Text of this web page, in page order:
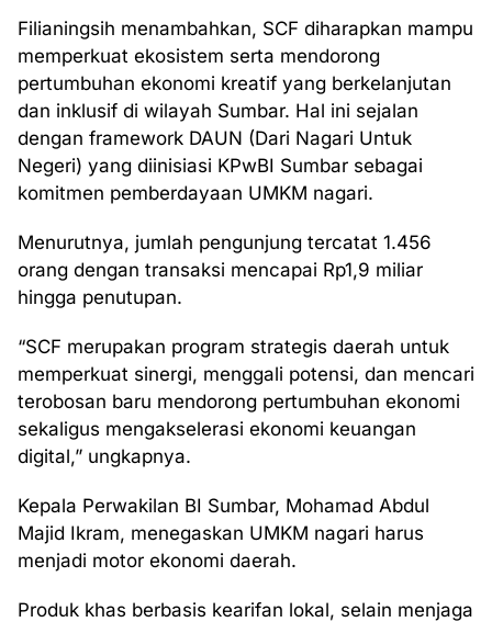
Filianingsih menambahkan, SCF diharapkan mampu
memperkuat ekosistem serta mendorong
pertumbuhan ekonomi kreatif yang berkelanjutan
dan inklusif di wilayah Sumbar. Hal ini sejalan
dengan framework DAUN (Dari Nagari Untuk
Negeri) yang diinisiasi KPwBI Sumbar sebagai
komitmen pemberdayaan UMKM nagari.
Menurutnya, jumlah pengunjung tercatat 1.456
orang dengan transaksi mencapai Rp1,9 miliar
hingga penutupan.
“SCF merupakan program strategis daerah untuk
memperkuat sinergi, menggali potensi, dan mencari
terobosan baru mendorong pertumbuhan ekonomi
sekaligus mengakselerasi ekonomi keuangan
digital,” ungkapnya.
Kepala Perwakilan BI Sumbar, Mohamad Abdul
Majid Ikram, menegaskan UMKM nagari harus
menjadi motor ekonomi daerah.
Produk khas berbasis kearifan lokal, selain menjaga